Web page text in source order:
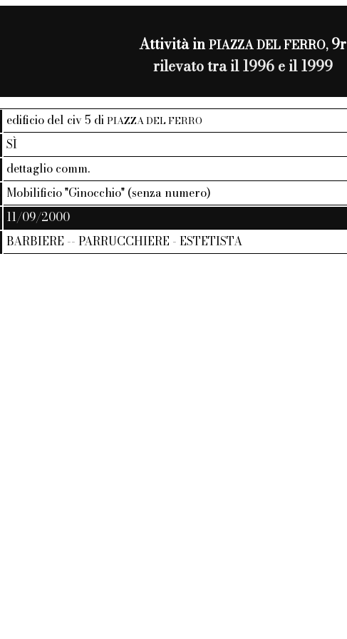
Attività inPIAZZA DEL FERRO,9r
rilevato tra il 1996 e il 1999
edificio del civ 5 diPIAZZA DEL FERRO
SÌ
dettaglio comm.
Mobilificio "Ginocchio" (senza numero)
11/09/2000
BARBIERE -- PARRUCCHIERE - ESTETISTA